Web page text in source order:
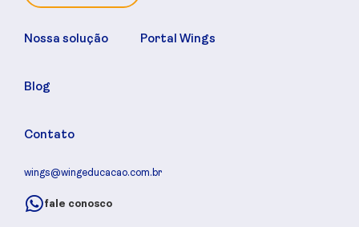
Nossa solução
Blog
Contato
Portal Wings
wings@wingeducacao.com.br
fale conosco